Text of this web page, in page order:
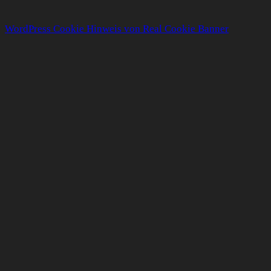
WordPress Cookie Hinweis von Real Cookie Banner